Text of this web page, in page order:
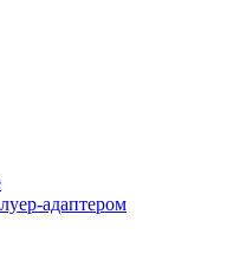
адаптером